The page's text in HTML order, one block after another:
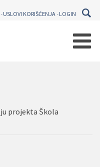
USLOVI KORIŠĆENJA LOGIN
projekta Škola